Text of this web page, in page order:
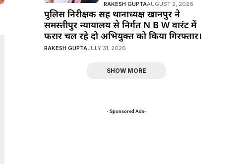
RAKESH GUPTAAUGUST 2, 2026
पुलिस निरीक्षक सह थानाध्यक्ष खानपुर ने
समस्तीपुर न्यायालय से निर्गत N B W वारंट में
फरार चल रहे दो अभियुक्त को किया गिरफ्तार।
RAKESH GUPTAJULY 31, 2026
SHOW MORE
- Sponsored Ads-